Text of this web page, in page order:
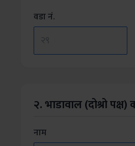
वडा नं.
२. भाडावाल (दोश्रो
नाम